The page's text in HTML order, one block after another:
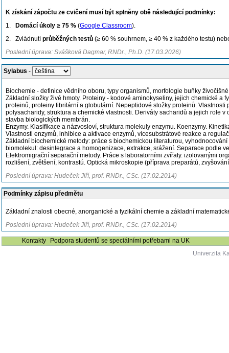
K získání zápočtu ze cvičení musí být splněny obě následující podmínky:
1.
Domácí úkoly ≥ 75 % (Google Classroom).
2. Zvládnutí průběžných testů (≥ 60 % souhrnem, ≥ 40 % z každého testu)
Poslední úprava: Svášková Dagmar, RNDr., Ph.D. (17.03.2026)
Sylabus -
Biochemie - definice vědního oboru, typy organismů, morfologie buňky
Základní složky živé hmoty. Proteiny - kodové aminokyseliny, jejich chemické
proteinů, proteiny fibrilární a globulární. Nepeptidové složky proteinů.
polysacharidy, struktura a chemické vlastnosti. Deriváty sacharidů a jejich role
stavba biologických membrán.
Enzymy. Klasifikace a názvosloví, struktura molekuly enzymu. Koenzymy.
Vlastnosti enzymů, inhibice a aktivace enzymů, vícesubstrátové reakce a
Základní biochemické metody: práce s biochemickou literaturou,
biomolekul: desintegrace a homogenizace, extrakce, srážení. Separace podle
Elektromigrační separační metody. Práce s laboratorními zvířaty. izolovanými
rozlišení, zvětšení, kontrastú. Optická mikroskopie (příprava preparátů,
Poslední úprava: Hudeček Jiří, prof. RNDr., CSc. (17.02.2014)
Podmínky zápisu předmětu
Základní znalosti obecné, anorganické a fyzikální chemie a základní
Poslední úprava: Hudeček Jiří, prof. RNDr., CSc. (17.02.2014)
Kontakty
Podpora studentů se speciálními potřebami na UK
Univerzita